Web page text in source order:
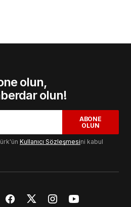
olun,
olun!
ABONE
OLUN
Kullanıcı Sözleşmesini kabul